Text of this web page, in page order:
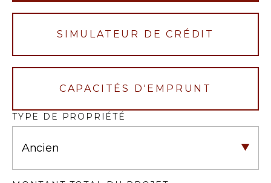
SIMULATEUR DE CRÉDIT
CAPACITÉS D'EMPRUNT